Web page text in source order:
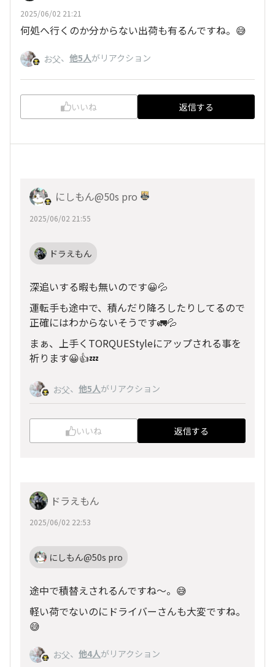
2025/06/02 21:21
何処へ行くのか分からない出荷も有るんですね。😅
お父、 他5人がリアクション
いいね 返信する
にしもん@50s pro
2025/06/02 21:55
ドラえもん
深追いする暇も無いのです😀💦
運転手も途中で、積んだり降ろしたりしてるので
正確にはわからないそうです🚛💦
まぁ、上手くTORQUEStyleにアップされる事を
祈ります😀👍💤
お父、 他5人がリアクション
いいね 返信する
ドラえもん
2025/06/02 22:53
にしもん@50s pro
途中で積替えされるんですね〜。😅
軽い荷でないのにドライバーさんも大変ですね。
😅
お父、 他4人がリアクション